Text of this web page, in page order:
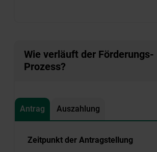
Wie verläuft der Förderungs-
Prozess?
Antrag Auszahlung
Zeitpunkt der Antragstellung